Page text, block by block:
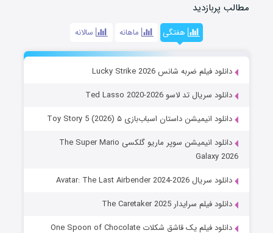
مطالب پربازدید
هفتگی ماهانه سالانه
دانلود فیلم ضربه شانس Lucky Strike 2026
دانلود سریال تد لاسو Ted Lasso 2020-2026
دانلود انیمیشن داستان اسباب‌بازی ۵ Toy Story 5 (2026)
دانلود انیمیشن سوپر ماریو گلکسی The Super Mario
Galaxy 2026
دانلود سریال Avatar: The Last Airbender 2024-2026
دانلود فیلم سرایدار The Caretaker 2025
دانلود فیلم یک قاشق شکلات One Spoon of Chocolate